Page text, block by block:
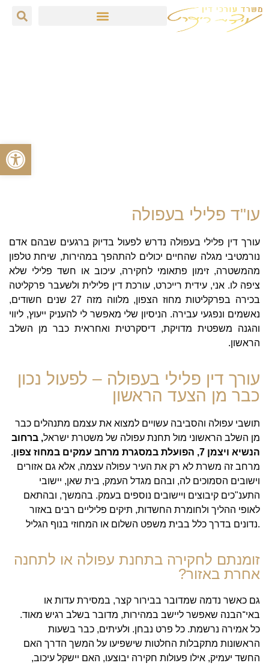
הפליליים המובילים והבולטים בארץ.
עו"ד פלילי בעפולה
עורך דין פלילי בעפולה נדרש לפעול בדיוק ברגעים שבהם אדם
נורמטיבי מגלה שהחיים יכולים להתהפך במהירות, שיחת טלפון
מהמשטרה, זימון פתאומי לחקירה, עיכוב או חשד פלילי שלא
ציפה לו. אני, עידית רייכרט, עורכת דין פלילית ולשעבר פרקליטה
בכירה בפרקליטות מחוז הצפון, מלווה מזה 27 שנים חשודים,
נאשמים ונפגעי עבירה. הניסיון שלי מאפשר לי להעניק ייעוץ, ליווי
והגנה משפטית מדויקת, דיסקרטית ואחראית כבר מן השלב
הראשון.
עורך דין פלילי בעפולה – לפעול נכון
כבר מן הצעד הראשון
תושבי עפולה והסביבה עשויים למצוא את עצמם מתנהלים כבר
מן השלב הראשוני מול תחנת עפולה של משטרת ישראל, ברחוב
הנשיא ויצמן 7, הפועלת במסגרת מרחב עמקים במחוז צפון
.
מרחב זה משרת לא רק את העיר עפולה עצמה, אלא גם אזורים
וישובים הסמוכים לה, ובהם מגדל העמק, בית שאן, יישובי
התענ"כים קיבוצים ויישובים נוספים בעמק. בהמשך, ובהתאם
לאופי ההליך ולחומרת החשדות, תיקים פליליים רבים באזור
נדונים בדרך כלל בבית משפט השלום או המחוזי בנוף הגליל.
זומנתם לחקירה בתחנת עפולה או לתחנה
אחרת באזור?
גם כאשר נדמה שמדובר בבירור קצר, במסירת עדות או
באי־הבנה שאפשר ליישב במהירות, מדובר בשלב רגיש מאוד.
כל אמירה נרשמת. כל פרט נבחן. ולעיתים, כבר בשעות
הראשונות מתקבלות החלטות שישפיעו על המשך הדרך האם
החשד יעמיק, אילו פעולות חקירה יבוצעו, האם יישקל עיכוב,
פתח